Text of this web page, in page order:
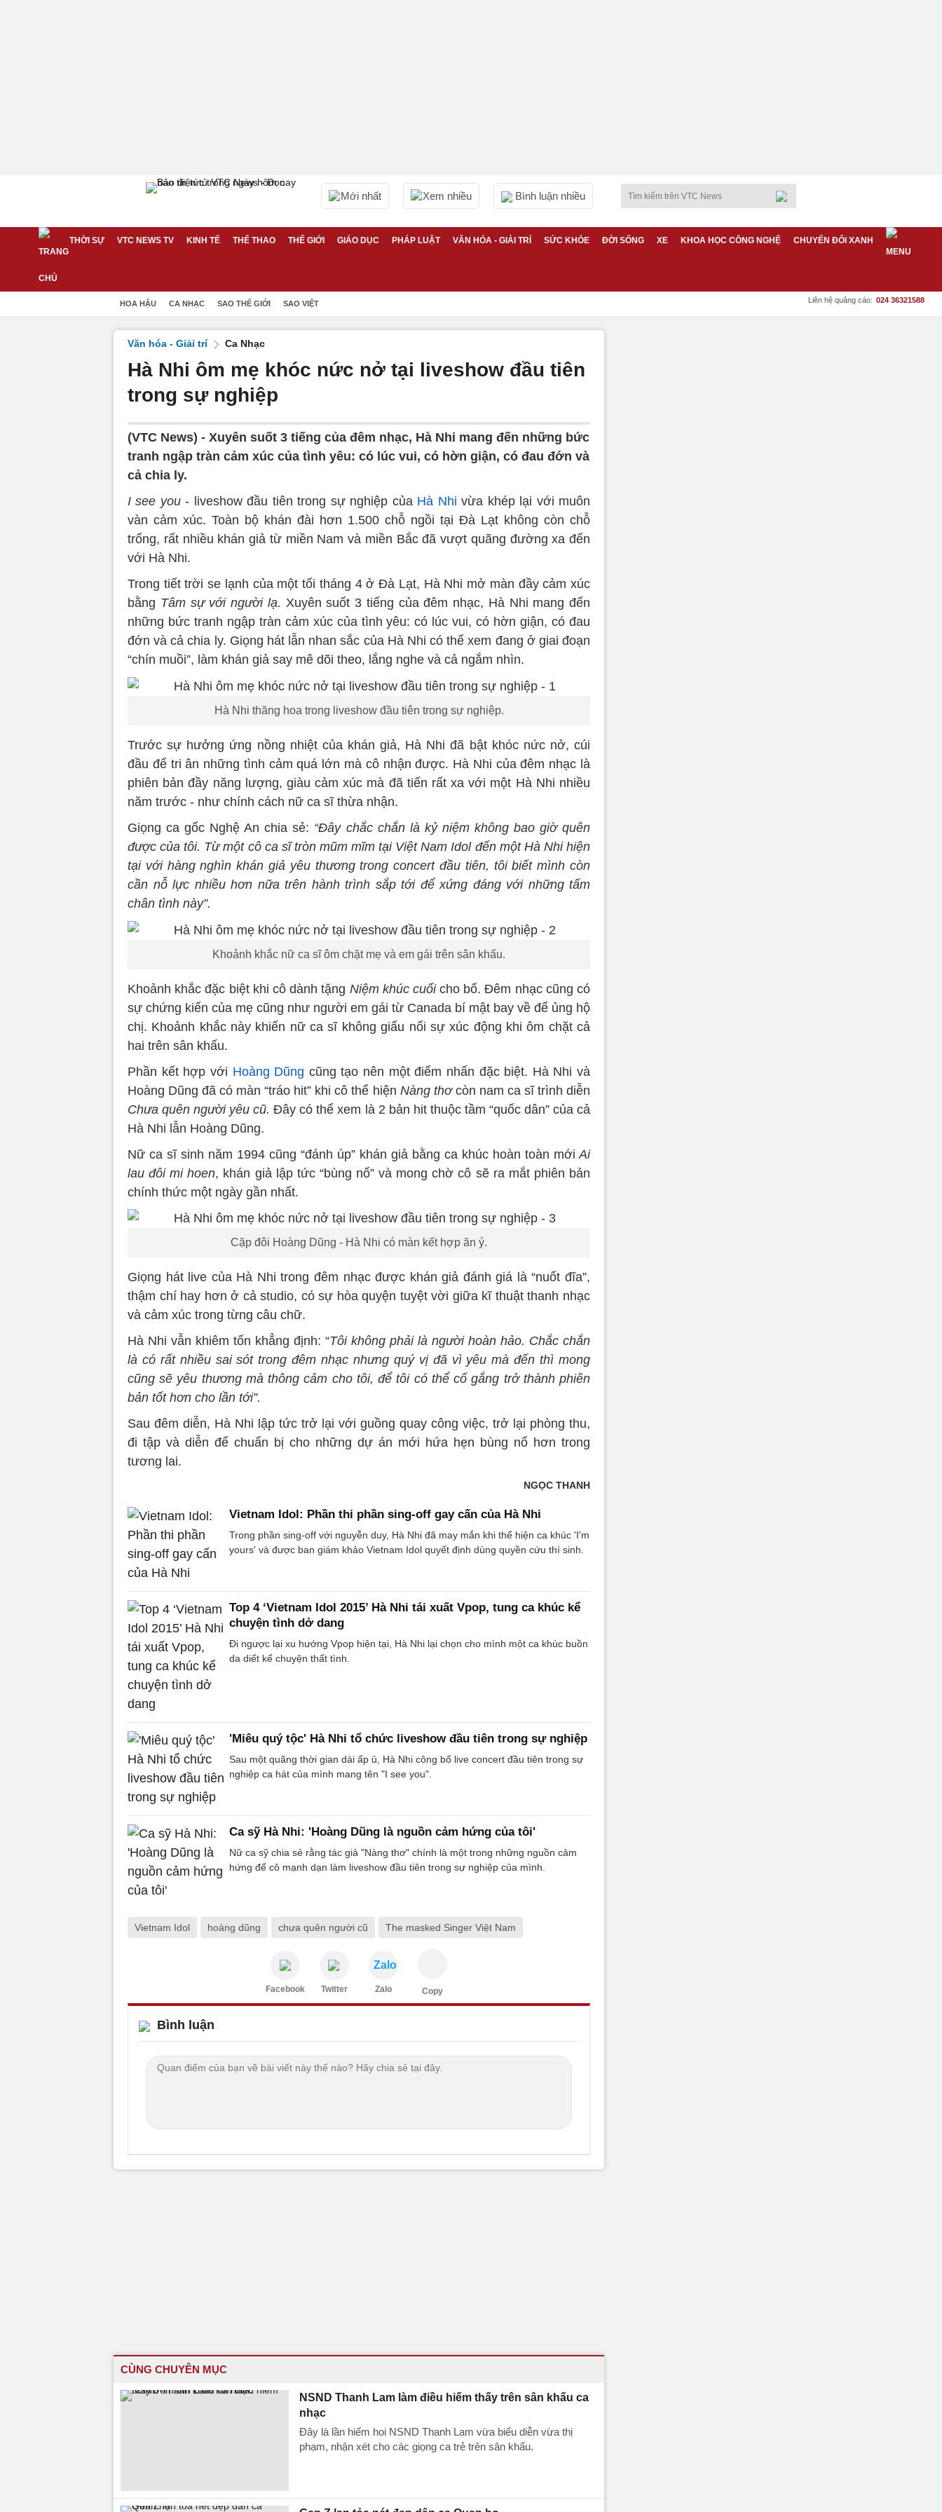
Mới nhất Xem nhiều Bình luận nhiều
THỜI SỰ VTC NEWS TV KINH TẾ THỂ THAO THẾ GIỚI GIÁO DỤC PHÁP LUẬT VĂN HÓA - GIẢI TRÍ SỨC KHỎE ĐỜI SỐNG XE KHOA HỌC CÔNG NGHỆ CHUYỂN ĐỔI XANH
HOA HẬU CA NHẠC SAO THẾ GIỚI SAO VIỆT Liên hệ quảng cáo: 024 36321588
Văn hóa - Giải trí Ca Nhạc
Hà Nhi ôm mẹ khóc nức nở tại liveshow đầu tiên
trong sự nghiệp
(VTC News) - Xuyên suốt 3 tiếng của đêm nhạc, Hà Nhi mang đến những bức
tranh ngập tràn cảm xúc của tình yêu: có lúc vui, có hờn giận, có đau đớn và
cả chia ly.
I see you- liveshow đầu tiên trong sự nghiệp của Hà Nhi vừa khép lại với muôn
vàn cảm xúc. Toàn bộ khán đài hơn 1.500 chỗ ngồi tại Đà Lạt không còn chỗ
trống, rất nhiều khán giả từ miền Nam và miền Bắc đã vượt quãng đường xa đến
với Hà Nhi.
Trong tiết trời se lạnh của một tối tháng 4 ở Đà Lạt, Hà Nhi mở màn đầy cảm xúc
bằng Tâm sự với người lạ. Xuyên suốt 3 tiếng của đêm nhạc, Hà Nhi mang đến
những bức tranh ngập tràn cảm xúc của tình yêu: có lúc vui, có hờn giận, có đau
đớn và cả chia ly. Giọng hát lẫn nhan sắc của Hà Nhi có thể xem đang ở giai đoạn
“chín muồi”, làm khán giả say mê dõi theo, lắng nghe và cả ngắm nhìn.
Hà Nhi thăng hoa trong liveshow đầu tiên trong sự nghiệp.
Trước sự hưởng ứng nồng nhiệt của khán giả, Hà Nhi đã bật khóc nức nở, cúi
đầu để tri ân những tình cảm quá lớn mà cô nhận được. Hà Nhi của đêm nhạc là
phiên bản đầy năng lượng, giàu cảm xúc mà đã tiến rất xa với một Hà Nhi nhiều
năm trước - như chính cách nữ ca sĩ thừa nhận.
Giọng ca gốc Nghệ An chia sẻ: “Đây chắc chắn là kỷ niệm không bao giờ quên
được của tôi. Từ một cô ca sĩ tròn mũm mĩm tại Việt Nam Idol đến một Hà Nhi hiện
tại với hàng nghìn khán giả yêu thương trong concert đầu tiên, tôi biết mình còn
cần nỗ lực nhiều hơn nữa trên hành trình sắp tới để xứng đáng với những tấm
chân tình này”.
Khoảnh khắc nữ ca sĩ ôm chặt mẹ và em gái trên sân khấu.
Khoảnh khắc đặc biệt khi cô dành tặng Niệm khúc cuốicho bố. Đêm nhạc cũng có
sự chứng kiến của mẹ cũng như người em gái từ Canada bí mật bay về để ủng hộ
chị. Khoảnh khắc này khiến nữ ca sĩ không giấu nổi sự xúc động khi ôm chặt cả
hai trên sân khấu.
Phần kết hợp với Hoàng Dũng cũng tạo nên một điểm nhấn đặc biệt. Hà Nhi và
Hoàng Dũng đã có màn “tráo hit” khi cô thể hiện Nàng thơcòn nam ca sĩ trình diễn
Chưa quên người yêu cũ. Đây có thể xem là 2 bản hit thuộc tầm “quốc dân” của cả
Hà Nhi lẫn Hoàng Dũng.
Nữ ca sĩ sinh năm 1994 cũng “đánh úp” khán giả bằng ca khúc hoàn toàn mới Ai
lau đôi mi hoen, khán giả lập tức “bùng nổ” và mong chờ cô sẽ ra mắt phiên bản
chính thức một ngày gần nhất.
Cặp đôi Hoàng Dũng - Hà Nhi có màn kết hợp ăn ý.
Giọng hát live của Hà Nhi trong đêm nhạc được khán giả đánh giá là “nuốt đĩa”,
thậm chí hay hơn ở cả studio, có sự hòa quyện tuyệt vời giữa kĩ thuật thanh nhạc
và cảm xúc trong từng câu chữ.
Hà Nhi vẫn khiêm tốn khẳng định: “Tôi không phải là người hoàn hảo. Chắc chắn
là có rất nhiều sai sót trong đêm nhạc nhưng quý vị đã vì yêu mà đến thì mong
cũng sẽ yêu thương mà thông cảm cho tôi, để tôi có thể cố gắng trở thành phiên
bản tốt hơn cho lần tới”.
Sau đêm diễn, Hà Nhi lập tức trở lại với guồng quay công việc, trở lại phòng thu,
đi tập và diễn để chuẩn bị cho những dự án mới hứa hẹn bùng nổ hơn trong
tương lai.
NGỌC THANH
Vietnam Idol: Phần thi phần sing-off gay cấn của Hà Nhi
Trong phần sing-off với nguyễn duy, Hà Nhi đã may mắn khi thể hiện ca khúc 'I'm
yours' và được ban giám khảo Vietnam Idol quyết định dùng quyền cứu thí sinh.
Top 4 ‘Vietnam Idol 2015’ Hà Nhi tái xuất Vpop, tung ca khúc kể
chuyện tình dở dang
Đi ngược lại xu hướng Vpop hiện tại, Hà Nhi lại chọn cho mình một ca khúc buồn
da diết kể chuyện thất tình.
'Miêu quý tộc' Hà Nhi tổ chức liveshow đầu tiên trong sự nghiệp
Sau một quãng thời gian dài ấp ủ, Hà Nhi công bố live concert đầu tiên trong sự
nghiệp ca hát của mình mang tên "I see you".
Ca sỹ Hà Nhi: 'Hoàng Dũng là nguồn cảm hứng của tôi'
Nữ ca sỹ chia sẻ rằng tác giả "Nàng thơ" chính là một trong những nguồn cảm
hứng để cô mạnh dạn làm liveshow đầu tiên trong sự nghiệp của mình.
Vietnam Idol hoàng dũng chưa quên người cũ The masked Singer Việt Nam
Facebook Twitter
Zalo
Zalo Copy
Bình luận
CÙNG CHUYÊN MỤC
NSND Thanh Lam làm điều hiếm thấy trên sân khấu ca
nhạc
Đây là lần hiếm hoi NSND Thanh Lam vừa biểu diễn vừa thị
phạm, nhận xét cho các giọng ca trẻ trên sân khấu.